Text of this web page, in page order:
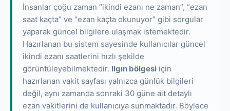
İnsanlar çoğu zaman “ikindi ezanı ne zaman”, “ezan
saat kaçta” ve “ezan kaçta okunuyor” gibi sorgular
yaparak güncel bilgilere ulaşmak istemektedir.
Hazırlanan bu sistem sayesinde kullanıcılar güncel
ikindi ezanı saatlerini hızlı şekilde
görüntüleyebilmektedir. Ilgın bölgesi için
hazırlanan vakit sayfası yalnızca günlük bilgileri
değil, aynı zamanda sonraki 30 güne ait detaylı
ezan vakitlerini de kullanıcıya sunmaktadır. Böylece